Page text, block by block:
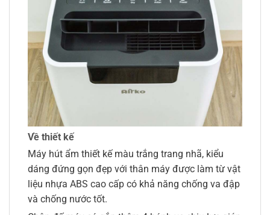
Về thiết kế
Máy hút ẩm thiết kế màu trắng trang nhã, kiểu
dáng đứng gọn đẹp với thân máy được làm từ vật
liệu nhựa ABS cao cấp có khả năng chống va đập
và chống nước tốt.